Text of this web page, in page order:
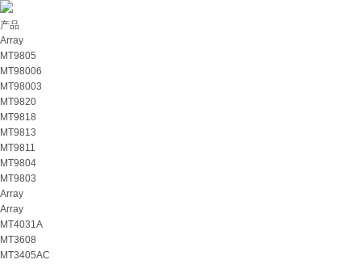
产品
Array
MT9805
MT98006
MT98003
MT9820
MT9818
MT9813
MT9811
MT9804
MT9803
Array
Array
MT4031A
MT3608
MT3405AC